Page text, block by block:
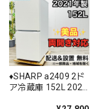
♦️SHARP a2409 2ド
ア冷蔵庫 152L 2021